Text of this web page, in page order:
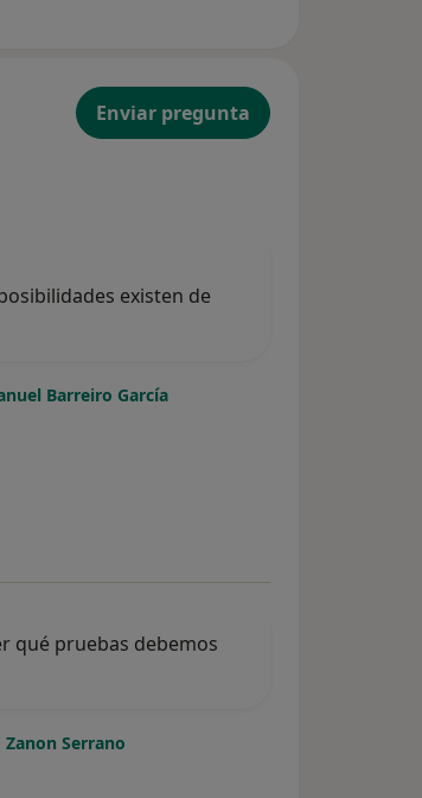
Enviar pregunta
existen de
Barreiro García
qué pruebas debemos
Serrano